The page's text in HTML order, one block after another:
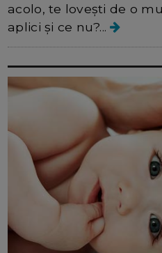
acolo, te lovești de o
aplici și ce nu?...